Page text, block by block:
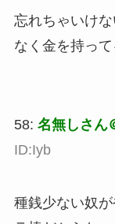
忘れちゃいけ
なく金を持っ
58: 名無しさん
ID:Iyb
種銭少ない奴